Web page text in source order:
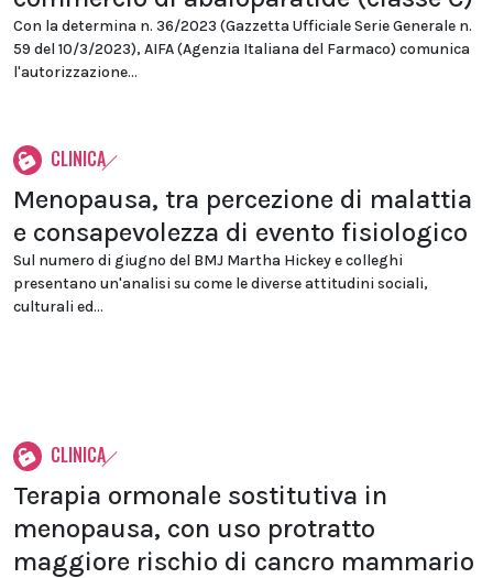
Con la determina n. 36/2023 (Gazzetta Ufficiale Serie Generale n.
59 del 10/3/2023), AIFA (Agenzia Italiana del Farmaco) comunica
l'autorizzazione...
CLINICA
Menopausa, tra percezione di malattia
e consapevolezza di evento fisiologico
Sul numero di giugno del BMJ Martha Hickey e colleghi
presentano un'analisi su come le diverse attitudini sociali,
culturali ed...
CLINICA
Terapia ormonale sostitutiva in
menopausa, con uso protratto
maggiore rischio di cancro mammario